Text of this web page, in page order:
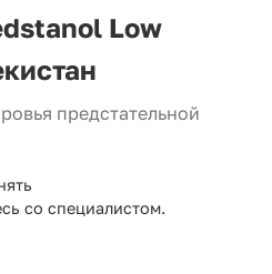
Low
предстательной
со специалистом.